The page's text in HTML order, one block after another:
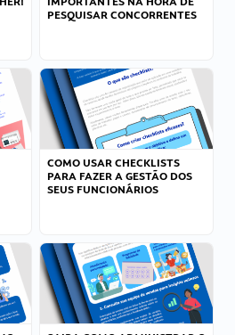
PESQUISAR CONCORRENTES
COMO USAR CHECKLISTS
PARA FAZER A GESTÃO DOS
SEUS FUNCIONÁRIOS